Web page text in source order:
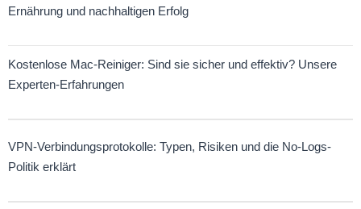
Ernährung und nachhaltigen Erfolg
Kostenlose Mac-Reiniger: Sind sie sicher und effektiv? Unsere
Experten-Erfahrungen
VPN-Verbindungsprotokolle: Typen, Risiken und die No-Logs-
Politik erklärt